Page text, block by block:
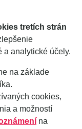
tretích strán
a analytické účely.
na základe
cookies,
a možností
na